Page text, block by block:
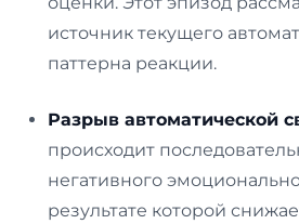
источник текущего
паттерна реакции.
Разрыв автоматической
происходит
негативного
результате которой